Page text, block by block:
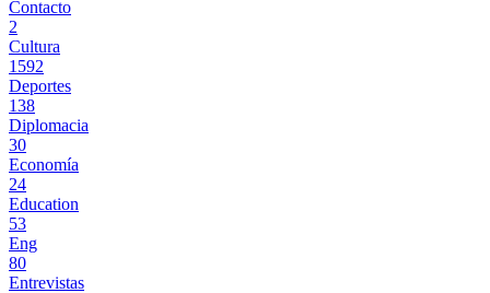
Contacto
2
Cultura
1592
Deportes
138
Diplomacia
30
Economía
24
Education
53
Eng
80
Entrevistas